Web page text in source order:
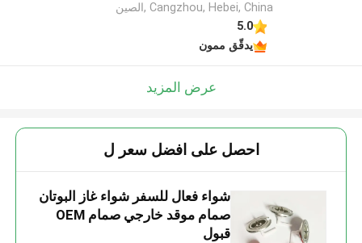
Cangzhou, Hebei, China ,الصين
5.0
يدقّق ممون
عرض المزيد
احصل على افضل سعر ل
شواء فعال للسفر شواء غاز البوتان
صمام موقد خارجي صمام OEM
قبول